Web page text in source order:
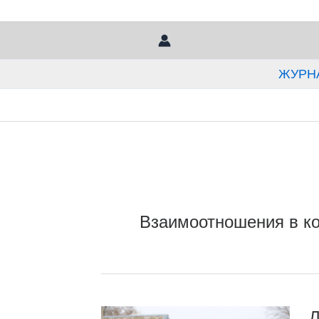
Взаимоотношения в